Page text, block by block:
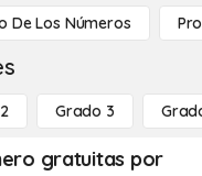
De Los Números
Grado 3
gratuitas por